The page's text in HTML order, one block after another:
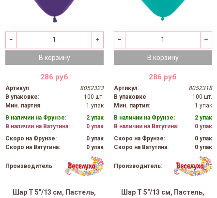
В корзину
286 руб
Артикул:
8052323
В упаковке:
100 шт.
Мин. партия:
1 упак
В наличии на Фрунзе:
2 упак
В наличии на Ватутина:
0 упак
Скоро на Фрунзе:
0 упак
Скоро на Ватутина:
0 упак
Производитель:
В корзину
286 руб
Артикул:
8052318
В упаковке:
100 шт.
Мин. партия:
1 упак
В наличии на Фрунзе:
2 упак
В наличии на Ватутина:
0 упак
Скоро на Фрунзе:
0 упак
Скоро на Ватутина:
0 упак
Производитель:
Шар Т 5"/13 см, Пастель,
Шар Т 5"/13 см, Пастель,